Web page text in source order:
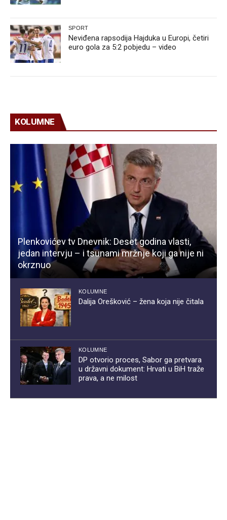
SPORT
Neviđena rapsodija Hajduka u Europi, četiri
euro gola za 5:2 pobjedu – video
KOLUMNE
Plenkovićev tv Dnevnik: Deset godina vlasti,
jedan intervju – i tsunami mržnje koji ga nije ni
okrznuo
KOLUMNE
Dalija Orešković – žena koja nije čitala
KOLUMNE
DP otvorio proces, Sabor ga pretvara
u državni dokument: Hrvati u BiH traže
prava, a ne milost